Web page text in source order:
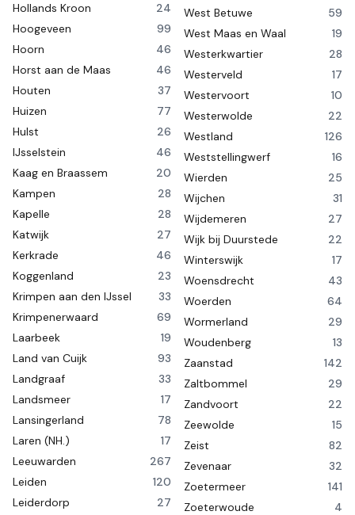
Hollands Kroon
24
Hoogeveen
99
Hoorn
46
Horst aan de Maas
46
Houten
37
Huizen
77
Hulst
26
IJsselstein
46
Kaag en Braassem
20
Kampen
28
Kapelle
28
Katwijk
27
Kerkrade
46
Koggenland
23
Krimpen aan den IJssel
33
Krimpenerwaard
69
Laarbeek
19
Land van Cuijk
93
Landgraaf
33
Landsmeer
17
Lansingerland
78
Laren (NH.)
17
Leeuwarden
267
Leiden
120
Leiderdorp
27
West Betuwe
59
West Maas en Waal
19
Westerkwartier
28
Westerveld
17
Westervoort
10
Westerwolde
22
Westland
126
Weststellingwerf
16
Wierden
25
Wijchen
31
Wijdemeren
27
Wijk bij Duurstede
22
Winterswijk
17
Woensdrecht
43
Woerden
64
Wormerland
29
Woudenberg
13
Zaanstad
142
Zaltbommel
29
Zandvoort
22
Zeewolde
15
Zeist
82
Zevenaar
32
Zoetermeer
141
Zoeterwoude
4